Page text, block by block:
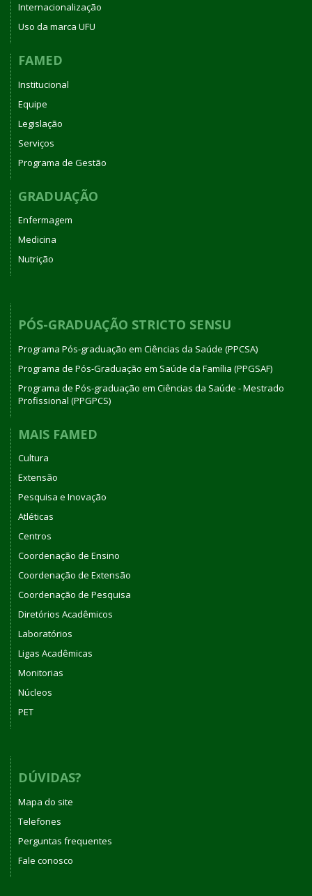
Internacionalização
Uso da marca UFU
FAMED
Institucional
Equipe
Legislação
Serviços
Programa de Gestão
GRADUAÇÃO
Enfermagem
Medicina
Nutrição
PÓS-GRADUAÇÃO STRICTO SENSU
Programa Pós-graduação em Ciências da Saúde (PPCSA)
Programa de Pós-Graduação em Saúde da Família (PPGSAF)
Programa de Pós-graduação em Ciências da Saúde - Mestrado
Profissional (PPGPCS)
MAIS FAMED
Cultura
Extensão
Pesquisa e Inovação
Atléticas
Centros
Coordenação de Ensino
Coordenação de Extensão
Coordenação de Pesquisa
Diretórios Acadêmicos
Laboratórios
Ligas Acadêmicas
Monitorias
Núcleos
PET
DÚVIDAS?
Mapa do site
Telefones
Perguntas frequentes
Fale conosco